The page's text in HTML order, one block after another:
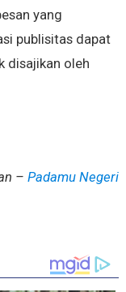
yang
publisitas dapat
disajikan oleh
–Padamu Negeri